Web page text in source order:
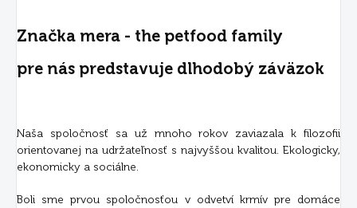
Značka mera - the petfood family
pre nás predstavuje dlhodobý záväzok
Naša spoločnosť sa už mnoho rokov zaviazala k filozofii
orientovanej na udržateľnosť s najvyššou kvalitou. Ekologicky,
ekonomicky a sociálne.
Boli sme prvou spoločnosťou v odvetví krmív pre domáce